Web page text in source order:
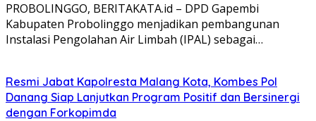
PROBOLINGGO, BERITAKATA.id – DPD Gapembi
Kabupaten Probolinggo menjadikan pembangunan
Instalasi Pengolahan Air Limbah (IPAL) sebagai…
Resmi Jabat Kapolresta Malang Kota, Kombes Pol
Danang Siap Lanjutkan Program Positif dan Bersinergi
dengan Forkopimda